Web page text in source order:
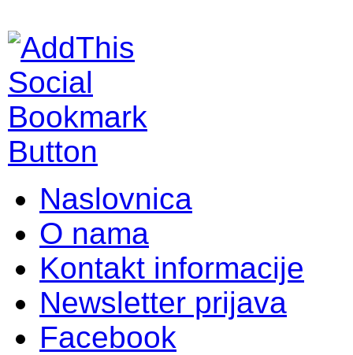
Naslovnica
O nama
Kontakt informacije
Newsletter prijava
Facebook